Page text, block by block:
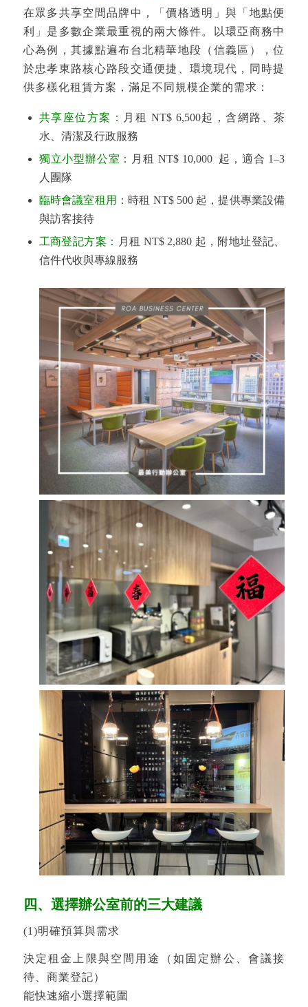
在眾多共享空間品牌中，「價格透明」與「地點便
利」是多數企業最重視的兩大條件。
以環亞商務中
心為例，其據點遍布台北精華地段（信義區），位
於忠孝東路核心路段交通便捷、環境現代，同時提
供多樣化租賃方案，滿足不同規模企業的需求：
共享座位方案：
月租 NT$ 6,500起，含網路、茶
水、清潔及行政服務
獨立小型辦公室：
月租 NT$ 10,000 起，適合 1–3
人團隊
臨時會議室租用： 時租 NT$ 500 起，提供專業設備
與訪客接待
工商登記方案：
月租 NT$ 2,880 起，附地址登記、
信件代收與專線服務
四、選擇辦公室前的三大建議
(1)明確預算與需求
決定租金上限與空間用途（如固定辦公、會議接
待、商業登記）
能快速縮小選擇範圍